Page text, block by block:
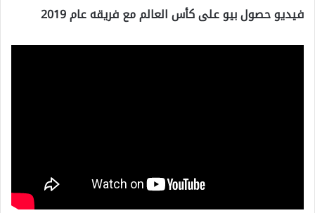
فيديو حصول بيو على كأس العالم مع فريقه عام 2019